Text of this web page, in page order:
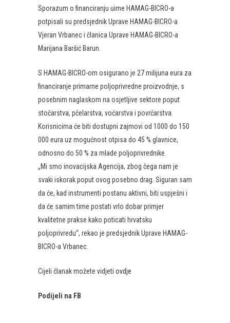
Sporazum o financiranju uime HAMAG-BICRO-a
potpisali su predsjednik Uprave HAMAG-BICRO-a
Vjeran Vrbanec i članica Uprave HAMAG-BICRO-a
Marijana Baršić Barun.
S HAMAG-BICRO-om osigurano je 27 milijuna eura za
financiranje primarne poljoprivredne proizvodnje, s
posebnim naglaskom na osjetljive sektore poput
stočarstva, pčelarstva, voćarstva i povrćarstva.
Korisnicima će biti dostupni zajmovi od 1000 do 150
000 eura uz mogućnost otpisa do 45 % glavnice,
odnosno do 50 % za mlade poljoprivrednike.
„Mi smo inovacijska Agencija, zbog čega nam je
svaki iskorak poput ovog posebno drag. Siguran sam
da će, kad instrumenti postanu aktivni, biti uspješni i
da će samim time postati vrlo dobar primjer
kvalitetne prakse kako poticati hrvatsku
poljoprivredu“, rekao je predsjednik Uprave HAMAG-
BICRO-a Vrbanec.
Cijeli članak možete vidjeti ovdje
Podijeli na FB